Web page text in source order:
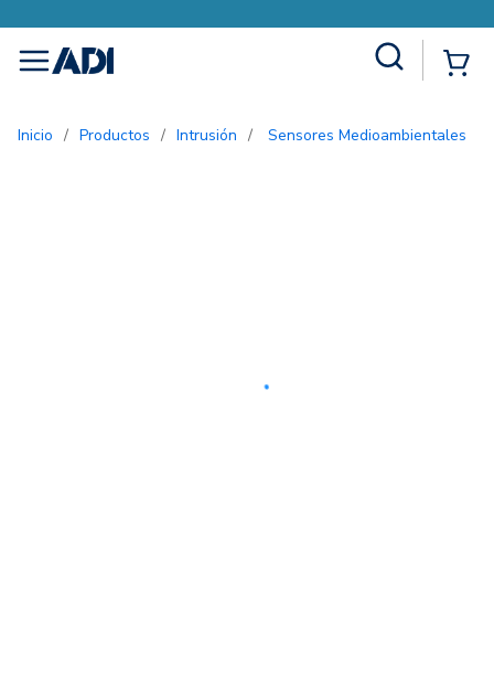
menu
Inicio / Productos / Intrusión / Sensores Medioambientales